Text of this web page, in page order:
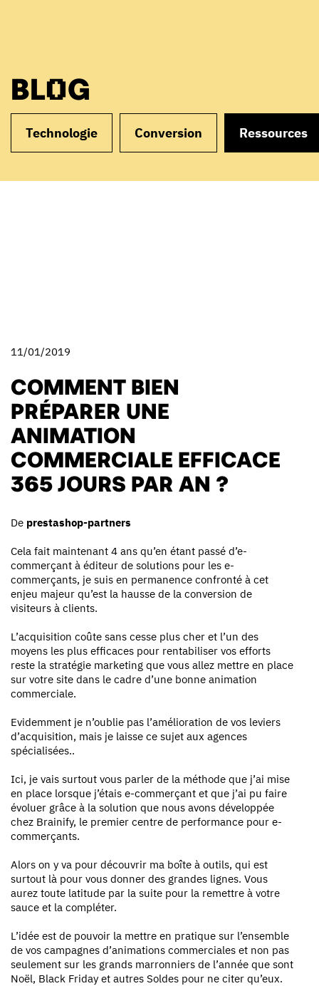
BLOG
Technologie Conversion Ressources
11/01/2019
COMMENT BIEN
PRÉPARER UNE
ANIMATION
COMMERCIALE EFFICACE
365 JOURS PAR AN ?
De prestashop-partners
Cela fait maintenant 4 ans qu’en étant passé d’e-
commerçant à éditeur de solutions pour les e-
commerçants, je suis en permanence confronté à cet
enjeu majeur qu’est la hausse de la conversion de
visiteurs à clients.
L’acquisition coûte sans cesse plus cher et l’un des
moyens les plus efficaces pour rentabiliser vos efforts
reste la stratégie marketing que vous allez mettre en place
sur votre site dans le cadre d’une bonne animation
commerciale.
Evidemment je n’oublie pas l’amélioration de vos leviers
d’acquisition, mais je laisse ce sujet aux agences
spécialisées..
Ici, je vais surtout vous parler de la méthode que j’ai mise
en place lorsque j’étais e-commerçant et que j’ai pu faire
évoluer grâce à la solution que nous avons développée
chez Brainify, le premier centre de performance pour e-
commerçants.
Alors on y va pour découvrir ma boîte à outils, qui est
surtout là pour vous donner des grandes lignes. Vous
aurez toute latitude par la suite pour la remettre à votre
sauce et la compléter.
L’idée est de pouvoir la mettre en pratique sur l’ensemble
de vos campagnes d’animations commerciales et non pas
seulement sur les grands marronniers de l’année que sont
Noël, Black Friday et autres Soldes pour ne citer qu’eux.